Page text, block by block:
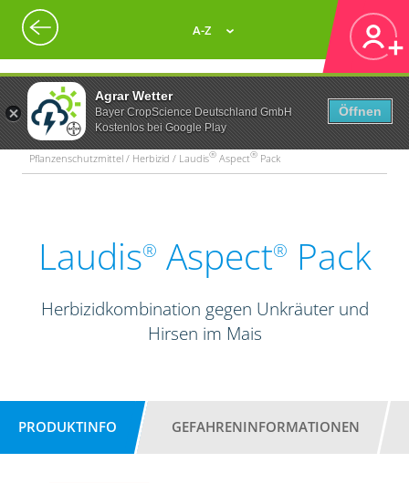
Agrar Wetter
Bayer CropScience Deutschland GmbH
Kostenlos bei Google Play
Öffnen
A-Z
Pflanzenschutzmittel / Herbizid / Laudis® Aspect® Pack
Laudis® Aspect® Pack
Herbizidkombination gegen Unkräuter und
Hirsen im Mais
PRODUKTINFO GEFAHRENINFORMATIONEN